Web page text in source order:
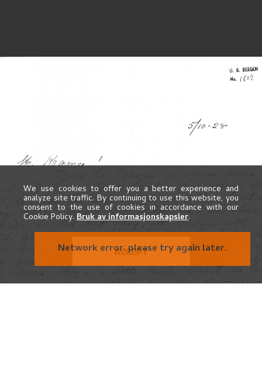
We use cookies to offer you a better experience and
analyze site traffic. By continuing to use this website, you
consent to the use of cookies in accordance with our
Cookie Policy. Bruk av informasjonskapsler.
ACCEPT